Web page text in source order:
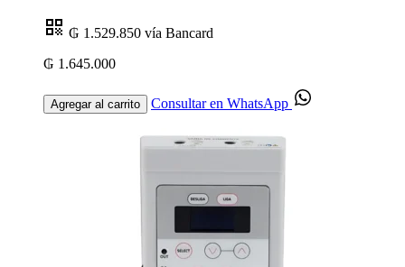
₲ 1.529.850 vía Bancard
₲ 1.645.000
Agregar al carrito Consultar en WhatsApp